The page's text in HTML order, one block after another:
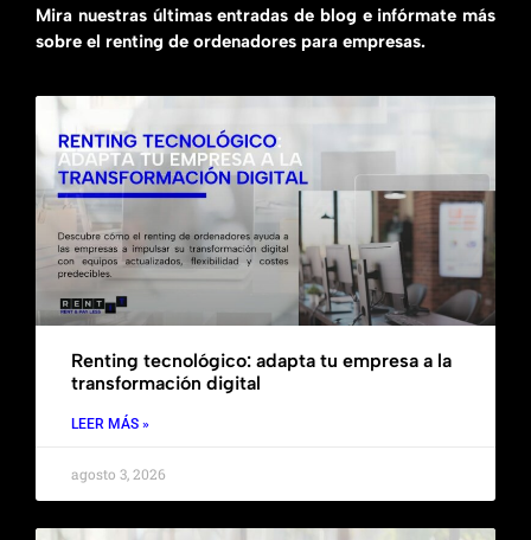
Mira nuestras últimas entradas de blog e infórmate más
sobre el renting de ordenadores para empresas.
Renting tecnológico: adapta tu empresa a la
transformación digital
LEER MÁS »
agosto 3, 2026